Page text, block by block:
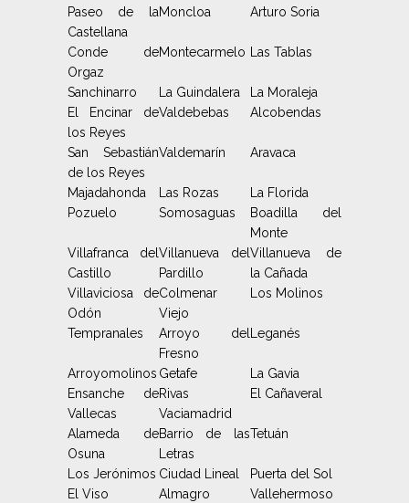
Paseo de la
Castellana
Moncloa Arturo Soria
Conde de
Orgaz
Montecarmelo Las Tablas
Sanchinarro La Guindalera
La Moraleja
El Encinar de
los Reyes
Valdebebas Alcobendas
San Sebastián
de los Reyes
Valdemarín Aravaca
Majadahonda Las Rozas
La Florida
Pozuelo
Somosaguas
Boadilla del
Monte
Villafranca del
Castillo
Villanueva del
Pardillo
Villanueva de
la Cañada
Villaviciosa de
Odón
Colmenar
Viejo
Los Molinos
Tempranales
Arroyo del
Fresno
Leganés
Arroyomolinos Getafe
La Gavia
Ensanche de
Vallecas
Rivas
Vaciamadrid
El Cañaveral
Alameda de
Osuna
Barrio de las
Letras
Tetuán
Los Jerónimos Ciudad Lineal
Puerta del Sol
El Viso
Almagro
Vallehermoso